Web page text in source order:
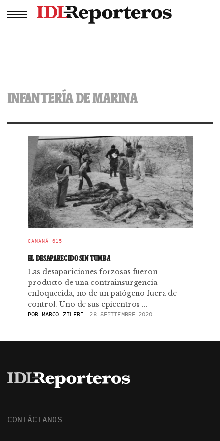
INFANTERÍA DE MARINA
CAMANÁ 615
EL DESAPARECIDO SIN TUMBA
Las desapariciones forzosas fueron
producto de una contrainsurgencia
enloquecida, no de un patógeno fuera de
control. Uno de sus epicentros ...
PORMARCO ZILERI 28 SEPTIEMBRE 2020
CONTÁCTANOS